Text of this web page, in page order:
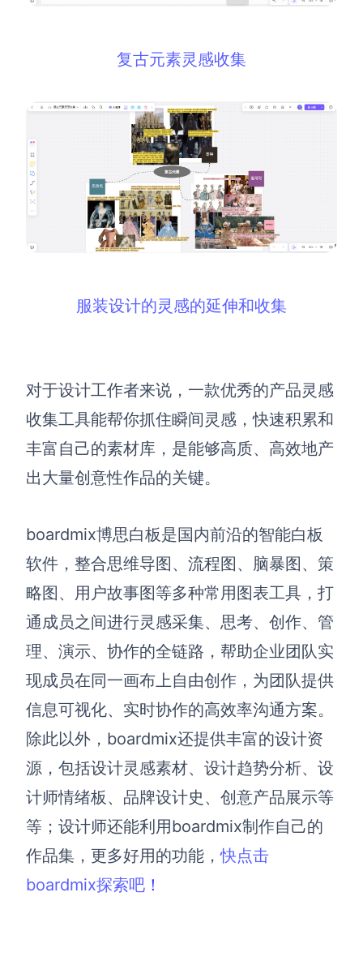
复古元素灵感收集
服装设计的灵感的延伸和收集
对于设计工作者来说，一款优秀的产品灵感
收集工具能帮你抓住瞬间灵感，快速积累和
丰富自己的素材库，是能够高质、高效地产
出大量创意性作品的关键。
boardmix博思白板是国内前沿的智能白板
软件 ，整合思维导图、流程图、脑暴图、策
略图、用户故事图等多种常用图表工具，打
通成员之间进行灵感采集、思考、创作、管
理、演示、协作的全链路，帮助企业团队实
现成员在同一画布上自由创作，为团队提供
信息可视化、实时协作的高效率沟通方案。
除此以外，boardmix还提供丰富的设计资
源，包括设计灵感素材、 设计趋势分析、 设
计师情绪板、 品牌设计史 、 创意产品展示等
等；设计师还能利用boardmix制作自己的
作品集，更多好用的功能，快点击
boardmix探索吧 ！